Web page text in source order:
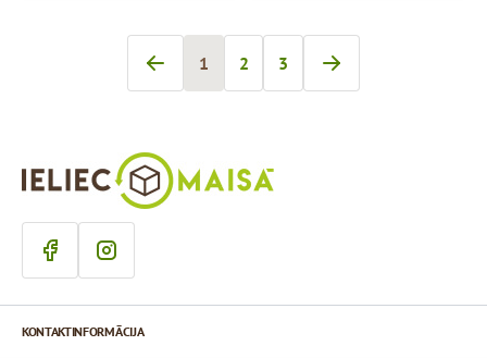
Jūs pašlaik lasāt lapu
1
Lapa
2
Lapa
3
KONTAKTINFORMĀCIJA